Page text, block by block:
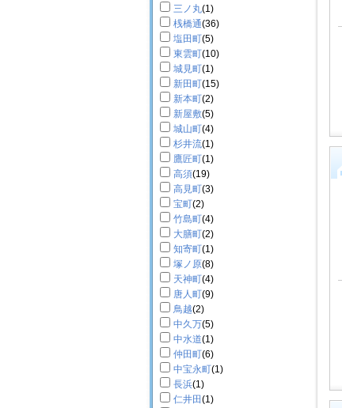
三ノ丸(1)
桟橋通(36)
塩田町(5)
東雲町(10)
城見町(1)
新田町(15)
新本町(2)
新屋敷(5)
城山町(4)
杉井流(1)
鷹匠町(1)
高須(19)
高見町(3)
宝町(2)
竹島町(4)
大膳町(2)
知寄町(1)
塚ノ原(8)
天神町(4)
唐人町(9)
鳥越(2)
中久万(5)
中水道(1)
仲田町(6)
中宝永町(1)
長浜(1)
仁井田(1)